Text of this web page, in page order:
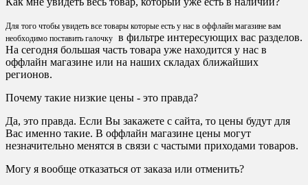
Для того чтобы увидеть все товары которые есть у нас в оффлайн магазине вам
необходимо поставить галочку в фильтре интересующих вас разделов.
На сегодня большая часть товара уже находится у нас в
оффлайн магазине или на наших складах ближайших
регионов.
Почему такие низкие цены - это правда?
Да, это правда. Если Вы закажете с сайта, то цены будут для
Вас именно такие. В оффлайн магазине цены могут
незначительно менятся в связи с частыми приходами товаров.
Могу я вообще отказаться от заказа или отменить?